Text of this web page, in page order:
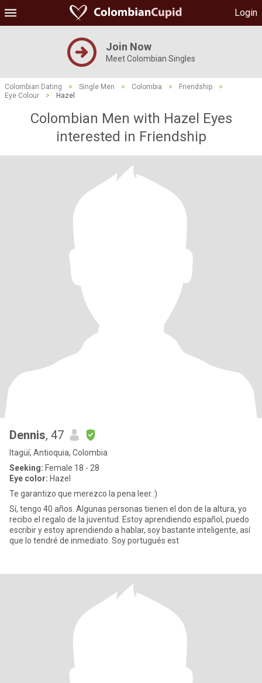
Login
Join Now
Meet Colombian Singles
Colombian Dating > Single Men > Colombia > Friendship
>
Eye Colour
> Hazel
Colombian Men with Hazel Eyes
interested in Friendship
Dennis, 47
Itagüí, Antioquia, Colombia
Seeking: Female 18 - 28
Eye color: Hazel
Te garantizo que merezco la pena leer.:)
Sí, tengo 40 años. Algunas personas tienen el don de la altura, yo
recibo el regalo de la juventud. Estoy aprendiendo español, puedo
escribir y estoy aprendiendo a hablar, soy bastante inteligente, así
que lo tendré de inmediato. Soy portugués est